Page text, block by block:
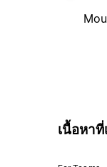
เนื้อหาที่